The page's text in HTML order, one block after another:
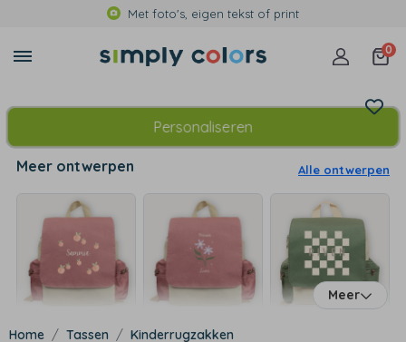
Met foto's, eigen tekst of print
0
Personaliseren
Meer ontwerpen Alle ontwerpen
Meer
Tassen Kinderrugzakken